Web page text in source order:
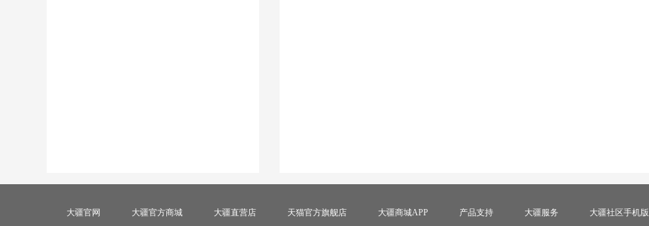
大疆官网 大疆官方商城 大疆直营店 天猫官方旗舰店 大疆商城APP 产品支持 大疆服务 大疆社区手机版